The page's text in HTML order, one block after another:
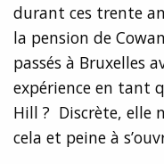
durant ces trente
la pension de
passés à Bruxelles
expérience en tant
Hill ? Discrète, elle
cela et peine à